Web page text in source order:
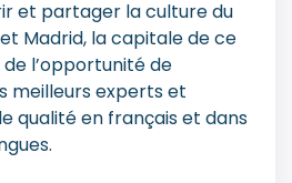
et partager la culture du
Madrid, la capitale de ce
l’opportunité de
meilleurs experts et
qualité en français et dans